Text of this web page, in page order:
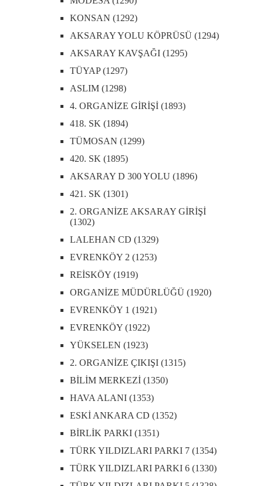
KONSAN (1292)
AKSARAY YOLU KÖPRÜSÜ (1294)
AKSARAY KAVŞAĞI (1295)
TÜYAP (1297)
ASLIM (1298)
4. ORGANİZE GİRİŞİ (1893)
418. SK (1894)
TÜMOSAN (1299)
420. SK (1895)
AKSARAY D 300 YOLU (1896)
421. SK (1301)
2. ORGANİZE AKSARAY GİRİŞİ
(1302)
LALEHAN CD (1329)
EVRENKÖY 2 (1253)
REİSKÖY (1919)
ORGANİZE MÜDÜRLÜĞÜ (1920)
EVRENKÖY 1 (1921)
EVRENKÖY (1922)
YÜKSELEN (1923)
2. ORGANİZE ÇIKIŞI (1315)
BİLİM MERKEZİ (1350)
HAVA ALANI (1353)
ESKİ ANKARA CD (1352)
BİRLİK PARKI (1351)
TÜRK YILDIZLARI PARKI 7 (1354)
TÜRK YILDIZLARI PARKI 6 (1330)